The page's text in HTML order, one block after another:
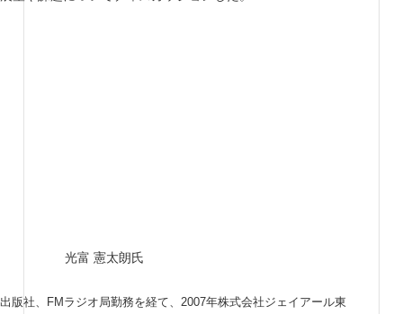
光富 憲太朗氏
出版社、FMラジオ局勤務を経て、2007年株式会社ジェイアール東